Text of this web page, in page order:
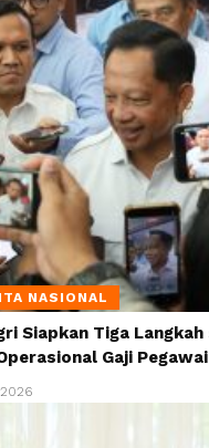
NASIONAL
Siapkan Tiga Langkah
Gaji